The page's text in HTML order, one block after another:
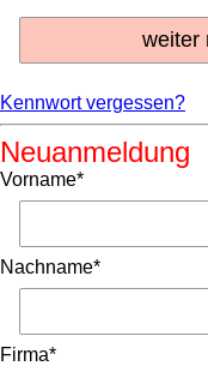
Kennwort vergessen?
Neuanmeldung
Vorname*
Nachname*
Firma*